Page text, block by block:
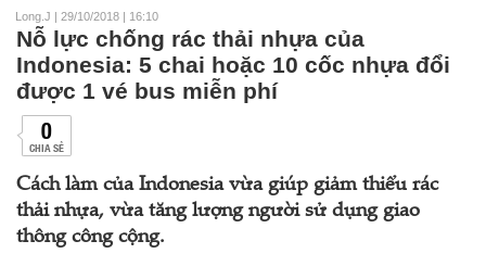
Long.J | 29/10/2018 | 16:10
Nỗ lực chống rác thải nhựa của
Indonesia: 5 chai hoặc 10 cốc nhựa đổi
được 1 vé bus miễn phí
0
CHIA SẺ
Cách làm của Indonesia vừa giúp giảm thiểu rác
thải nhựa, vừa tăng lượng người sử dụng giao
thông công cộng.